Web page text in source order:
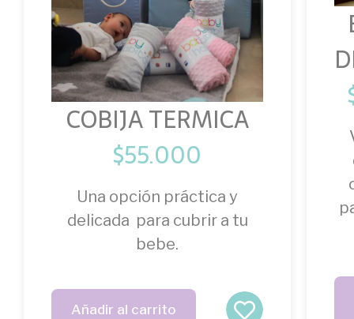
COBIJA TERMICA
$55.000
Una opción práctica y
delicada para cubrir a tu
bebe.
Añadir al carrito